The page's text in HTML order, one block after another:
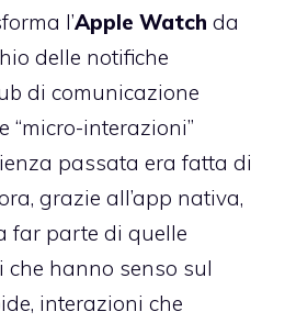
l’Apple Watch da
delle notifiche
di comunicazione
“micro-interazioni”
passata era fatta di
grazie all’app nativa,
far parte di quelle
hanno senso sul
interazioni che